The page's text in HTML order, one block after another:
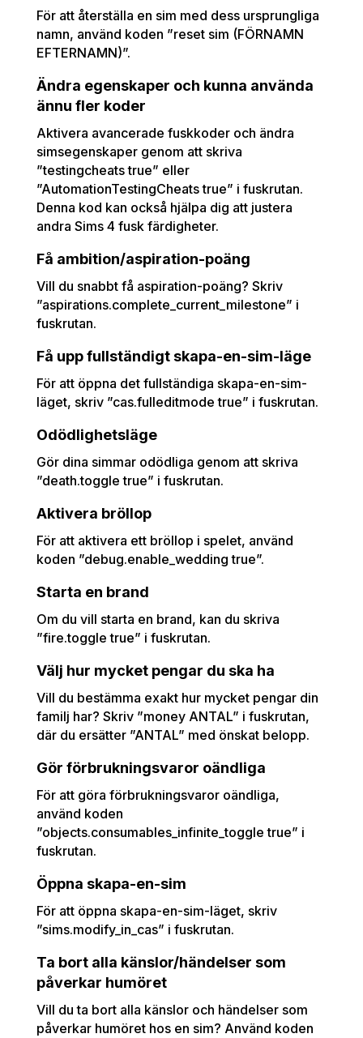
För att återställa en sim med dess ursprungliga
namn, använd koden ”reset sim (FÖRNAMN
EFTERNAMN)”.
Ändra egenskaper och kunna använda
ännu fler koder
Aktivera avancerade fuskkoder och ändra
simsegenskaper genom att skriva
”testingcheats true” eller
”AutomationTestingCheats true” i fuskrutan.
Denna kod kan också hjälpa dig att justera
andra Sims 4 fusk färdigheter.
Få ambition/aspiration-poäng
Vill du snabbt få aspiration-poäng? Skriv
”aspirations.complete_current_milestone” i
fuskrutan.
Få upp fullständigt skapa-en-sim-läge
För att öppna det fullständiga skapa-en-sim-
läget, skriv ”cas.fulleditmode true” i fuskrutan.
Odödlighetsläge
Gör dina simmar odödliga genom att skriva
”death.toggle true” i fuskrutan.
Aktivera bröllop
För att aktivera ett bröllop i spelet, använd
koden ”debug.enable_wedding true”.
Starta en brand
Om du vill starta en brand, kan du skriva
”fire.toggle true” i fuskrutan.
Välj hur mycket pengar du ska ha
Vill du bestämma exakt hur mycket pengar din
familj har? Skriv ”money ANTAL” i fuskrutan,
där du ersätter ”ANTAL” med önskat belopp.
Gör förbrukningsvaror oändliga
För att göra förbrukningsvaror oändliga,
använd koden
”objects.consumables_infinite_toggle true” i
fuskrutan.
Öppna skapa-en-sim
För att öppna skapa-en-sim-läget, skriv
”sims.modify_in_cas” i fuskrutan.
Ta bort alla känslor/händelser som
påverkar humöret
Vill du ta bort alla känslor och händelser som
påverkar humöret hos en sim? Använd koden